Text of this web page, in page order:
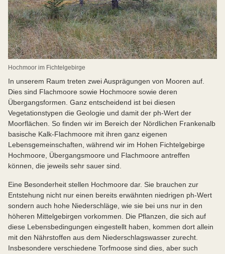
Hochmoor im Fichtelgebirge
In unserem Raum treten zwei Ausprägungen von Mooren auf.
Dies sind Flachmoore sowie Hochmoore sowie deren
Übergangsformen. Ganz entscheidend ist bei diesen
Vegetationstypen die Geologie und damit der ph-Wert der
Moorflächen. So finden wir im Bereich der Nördlichen Frankenalb
basische Kalk-Flachmoore mit ihren ganz eigenen
Lebensgemeinschaften, während wir im Hohen Fichtelgebirge
Hochmoore, Übergangsmoore und Flachmoore antreffen
können, die jeweils sehr sauer sind.
Eine Besonderheit stellen Hochmoore dar. Sie brauchen zur
Entstehung nicht nur einen bereits erwähnten niedrigen ph-Wert
sondern auch hohe Niederschläge, wie sie bei uns nur in den
höheren Mittelgebirgen vorkommen. Die Pflanzen, die sich auf
diese Lebensbedingungen eingestellt haben, kommen dort allein
mit den Nährstoffen aus dem Niederschlagswasser zurecht.
Insbesondere verschiedene Torfmoose sind dies, aber such